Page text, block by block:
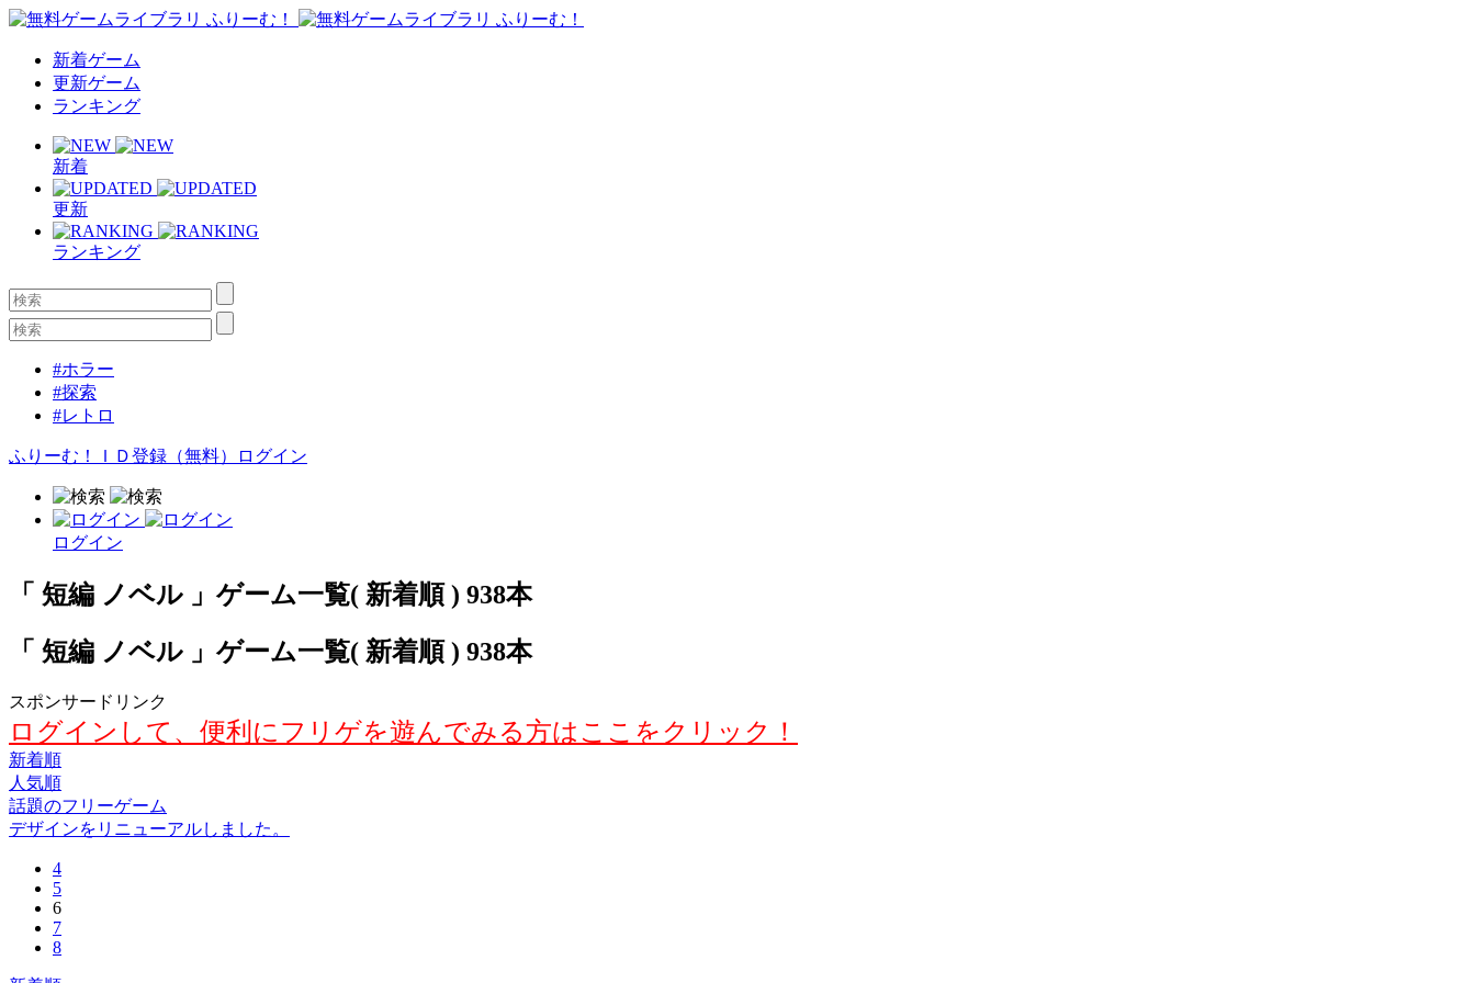
新着ゲーム
更新ゲーム
ランキング
新着
更新
ランキング
#ホラー
#探索
#レトロ
ふりーむ！ＩＤ登録（無料） ログイン
ログイン
「 短編 ノベル 」ゲーム一覧( 新着順 ) 938本
「 短編 ノベル 」ゲーム一覧( 新着順 ) 938本
スポンサードリンク
ログインして、便利にフリゲを遊んでみる方はここをクリック！
新着順
人気順
話題のフリーゲーム
デザインをリニューアルしました。
4
5
6
7
8